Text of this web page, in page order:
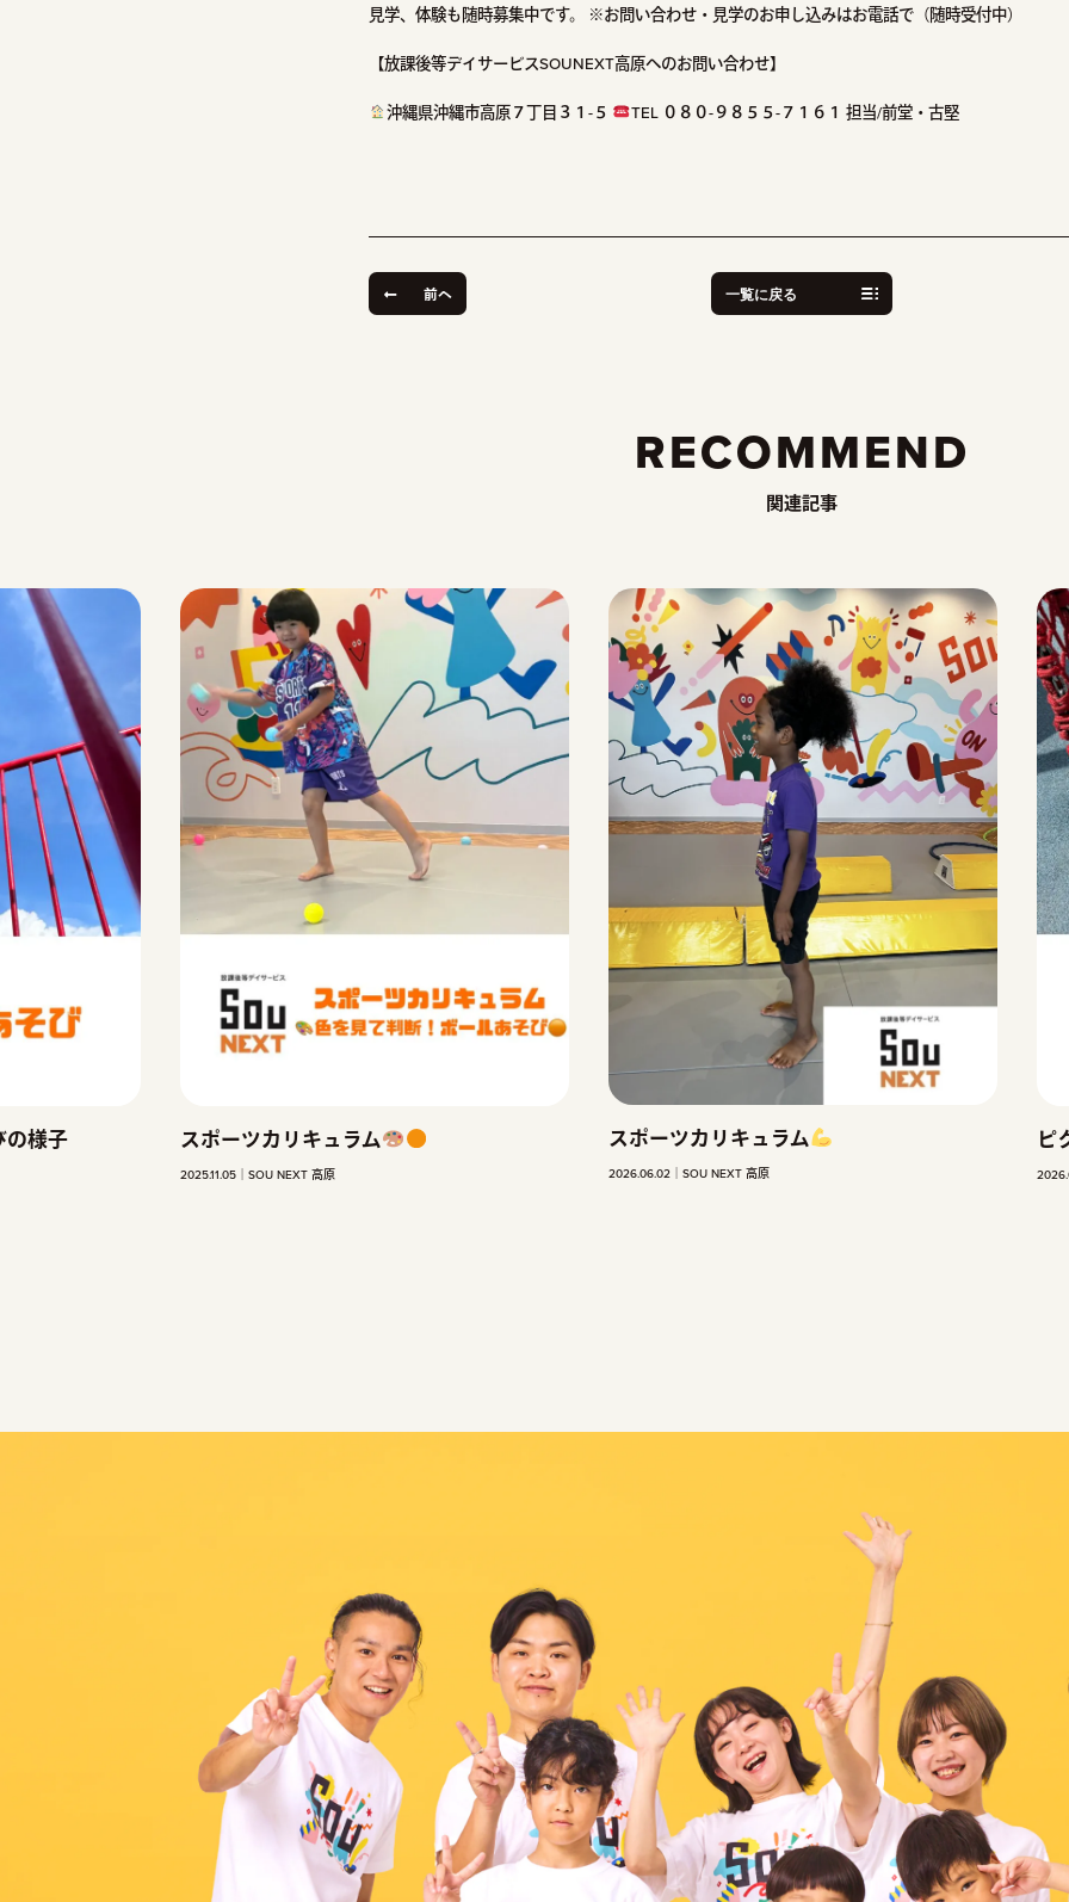
見学、体験も随時募集中です。 ※お問い合わせ・見学のお申し込みはお電話で（随時受付中）
【放課後等デイサービスSOUNEXT高原へのお問い合わせ】
沖縄県沖縄市高原７丁目３１-５ TEL ０８０-９８５５-７１６１ 担当/前堂・古堅
前へ 一覧に戻る
RECOMMEND
関連記事
スポーツカリキュラム
2026.06.02 SOU NEXT 高原
ピクニック
2026.04.02 SOU NEXT 高原